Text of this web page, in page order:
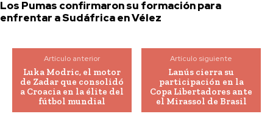
Los Pumas confirmaron su formación para
enfrentar a Sudáfrica en Vélez
Artículo anterior
Luka Modric, el motor
de Zadar que consolidó
a Croacia en la élite del
fútbol mundial
Artículo siguiente
Lanús cierra su
participación en la
Copa Libertadores ante
el Mirassol de Brasil